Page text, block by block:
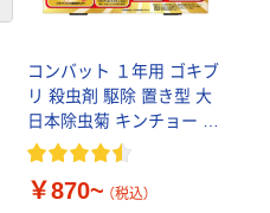
コンバット １年用 ゴキブ
リ 殺虫剤 駆除 置き型 大
日本除虫菊 キンチョー キ
ンチョウ
￥870~ （税込）
前のスライドへ【アスクル限定】
ト ニトリルグ
ローブ ホワイ
ト 粉なし（パ
ウダーフリー）
￥698~ （税込）
本気プライス
ペーパータオル